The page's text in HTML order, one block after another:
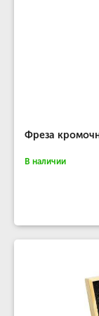
Фреза
В наличии